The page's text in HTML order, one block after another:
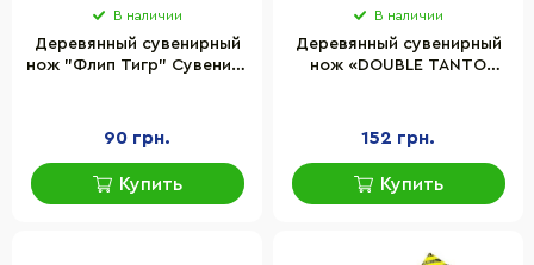
В наличии
Деревянный сувенирный
нож "Флип Тигр" Сувенир-
90 грн.
Купить
В наличии
Деревянный сувенирный
нож «DOUBLE TANTO
152 грн.
Купить